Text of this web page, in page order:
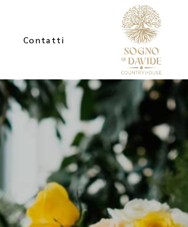
Contatti